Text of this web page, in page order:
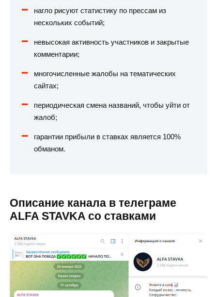
нагло рисуют статистику по прессам из
нескольких событий;
невысокая активность участников и закрытые
комментарии;
многочисленные жалобы на тематических
сайтах;
периодическая смена названий, чтобы уйти от
жалоб;
гарантии прибыли в ставках является 100%
обманом.
Описание канала в телеграме
ALFA STAVKA со ставками